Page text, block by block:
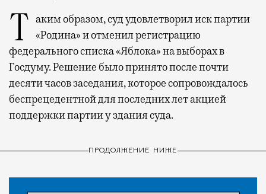
Таким образом, суд удовлетворил иск партии «Родина» и отменил регистрацию
федерального списка «Яблока» на выборах в
Госдуму. Решение было принято после почти
десяти часов заседания, которое сопровождалось
беспрецедентной для последних лет акцией
поддержки партии у здания суда.
ПРОДОЛЖЕНИЕ НИЖЕ